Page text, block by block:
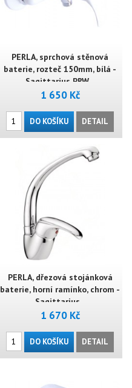
PERLA, sprchová stěnová
baterie, rozteč 150mm, bílá -
Sagittarius PRW ..
1 650 Kč
DO KOŠÍKU DETAIL
PERLA, dřezová stojánková
baterie, horní ramínko, chrom -
Sagittarius ..
1 670 Kč
DO KOŠÍKU DETAIL